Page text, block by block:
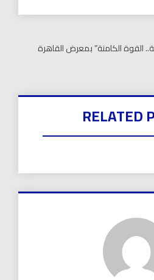
القوة الكامنة” بمعرض القاهرة
RELATED